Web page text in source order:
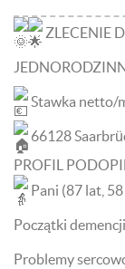
ZLECENIE
Stawka netto/
66128
PROFIL
Pani (87 lat, 58
Początki demencji
Problemy